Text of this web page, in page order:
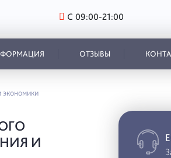
С 09:00-21:00
ОТЗЫВЫ
экономики
И